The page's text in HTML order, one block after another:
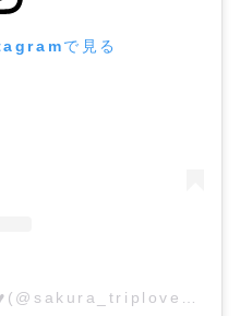
で見る